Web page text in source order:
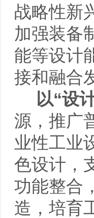
战略性新
加强装备
能等设计
接和融合
以“设
源，推广
业性工业
色设计，
功能整合
造，培育